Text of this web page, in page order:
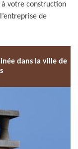
votre construction
de
dans la ville de